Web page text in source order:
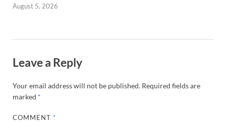
August 5, 2026
Leave a Reply
Your email address will not be published. Required fields are
marked *
COMMENT *